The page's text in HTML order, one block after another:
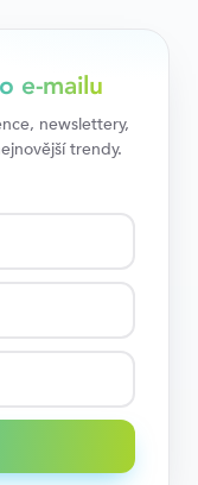
e-mailu
newslettery,
trendy.